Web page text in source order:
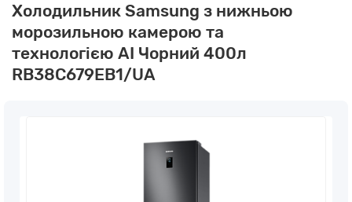
Холодильник Samsung з нижньою
морозильною камерою та
технологією AI Чорний 400л
RB38C679EB1/UA